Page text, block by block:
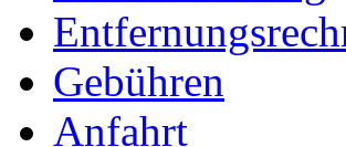
Gebühren
Anfahrt